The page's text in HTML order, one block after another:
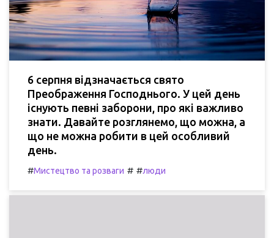
6 серпня відзначається свято
Преображення Господнього. У цей день
існують певні заборони, про які важливо
знати. Давайте розглянемо, що можна, а
що не можна робити в цей особливий
день.
#Мистецтво та розваги # #люди